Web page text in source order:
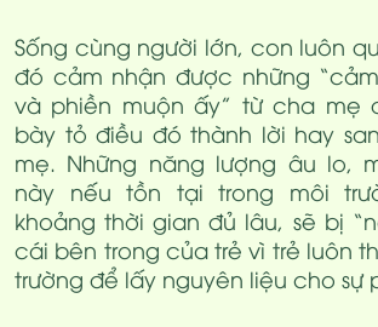
Sống cùng người lớn, con luôn
đó cảm nhận được những
và phiền muộn ấy” từ cha mẹ
bày tỏ điều đó thành lời hay
mẹ. Những năng lượng âu lo,
này nếu tồn tại trong môi
khoảng thời gian đủ lâu, sẽ bị
cái bên trong của trẻ vì trẻ luôn
trường để lấy nguyên liệu cho sự